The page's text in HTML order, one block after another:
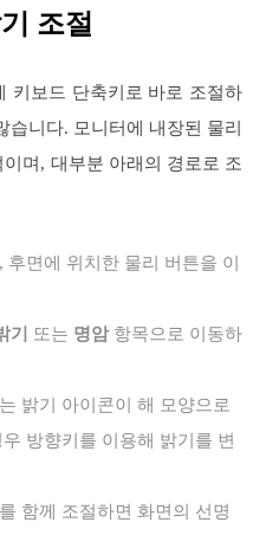
조절
키보드 단축키로 바로 조절하
니다. 모니터에 내장된 물리
며, 대부분 아래의 경로로 조
면에 위치한 물리 버튼을 이
기 또는 명암항목으로 이동하
밝기 아이콘이 해 모양으로
방향키를 이용해 밝기를 변
함께 조절하면 화면의 선명